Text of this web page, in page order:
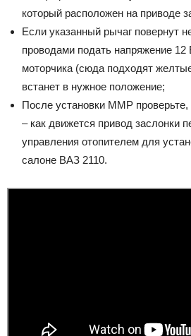
который расположен на приводе
Если указанный рычаг повернут
проводами подать напряжение 12
моторчика (сюда подходят
встанет в нужное положение;
После установки ММР проверьте,
– как движется привод заслонки
управления отопителем для
салоне ВАЗ 2110.